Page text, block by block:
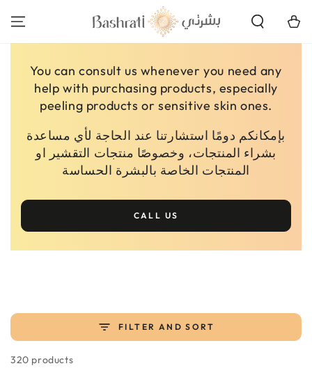
CONTENT
Cart
You can consult us whenever you need any
help with purchasing products, especially
peeling products or sensitive skin ones.
بإمكانكم دومًا استشارتنا عند الحاجة لأي مساعدة
بشراء المنتجات، وخصوصًا منتجات التقشير او
المنتجات الخاصة بالبشرة الحساسة
CALL US
FILTER AND SORT
320 products